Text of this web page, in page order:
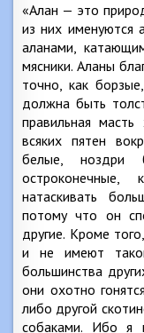
«Алан — это
из них именуются
аланами,
мясники. Аланы
точно, как
должна быть
правильная
всяких пятен
белые,
натаскивать
потому что он
другие. Кроме
и не имеют
большинства
они охотно
либо другой
собаками. Ибо я